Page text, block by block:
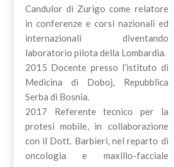
Candulor di Zurigo come relatore
in conferenze e corsi nazionali ed
internazionali diventando
laboratorio pilota della Lombardia.
2015 Docente presso l’istituto di
Medicina di Doboj, Repubblica
Serba di Bosnia.
2017 Referente tecnico per la
protesi mobile, in collaborazione
con il Dott. Barbieri, nel reparto di
oncologia e maxillo-facciale